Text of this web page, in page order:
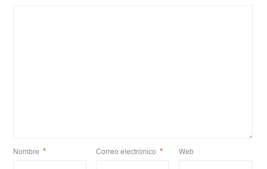
Nombre * Correo electrónico * Web